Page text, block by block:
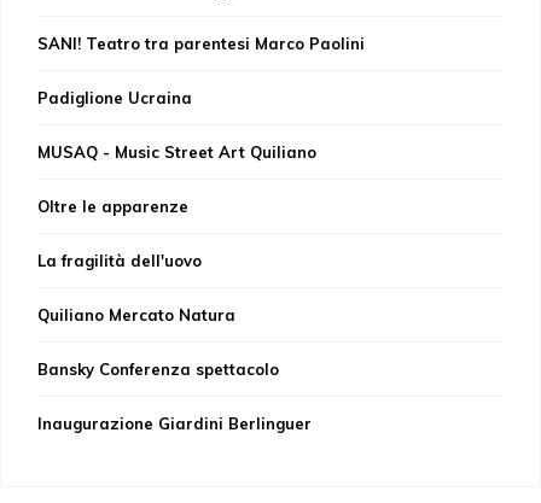
SANI! Teatro tra parentesi Marco Paolini
Padiglione Ucraina
MUSAQ - Music Street Art Quiliano
Oltre le apparenze
La fragilità dell'uovo
Quiliano Mercato Natura
Bansky Conferenza spettacolo
Inaugurazione Giardini Berlinguer